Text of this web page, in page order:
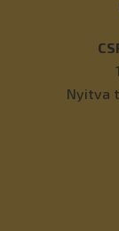
Nyitva